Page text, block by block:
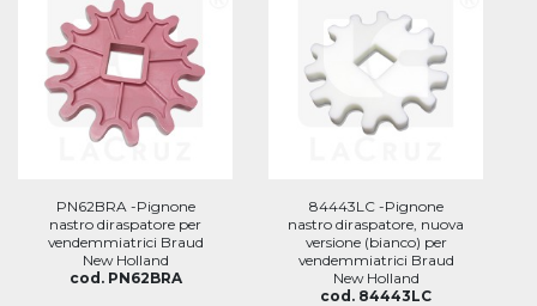
PN62BRA -Pignone
nastro diraspatore per
vendemmiatrici Braud
New Holland
cod. PN62BRA
84443LC -Pignone
nastro diraspatore, nuova
versione (bianco) per
vendemmiatrici Braud
New Holland
cod. 84443LC